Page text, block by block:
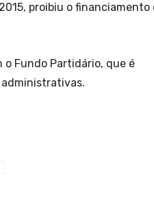
proibiu o financiamento
o Fundo Partidário, que é